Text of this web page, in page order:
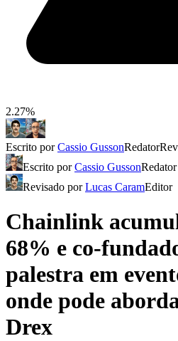
2.27%
Escrito porCassio GussonRedator
Escrito porCassio GussonRedator
Revisado porLucas CaramEditor
Chainlink
68% e co-
palestra em
onde pode
Drex